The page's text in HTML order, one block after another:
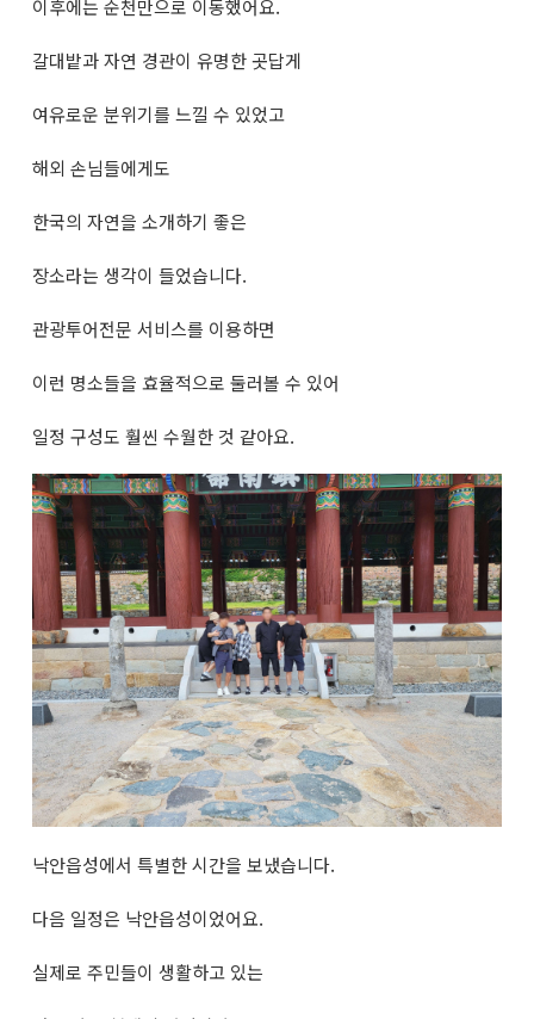
이후에는 순천만으로 이동했어요.
갈대밭과 자연 경관이 유명한 곳답게
여유로운 분위기를 느낄 수 있었고
해외 손님들에게도
한국의 자연을 소개하기 좋은
장소라는 생각이 들었습니다.
관광투어전문 서비스를 이용하면
이런 명소들을 효율적으로 둘러볼 수 있어
일정 구성도 훨씬 수월한 것 같아요.
낙안읍성에서 특별한 시간을 보냈습니다.
다음 일정은 낙안읍성이었어요.
실제로 주민들이 생활하고 있는